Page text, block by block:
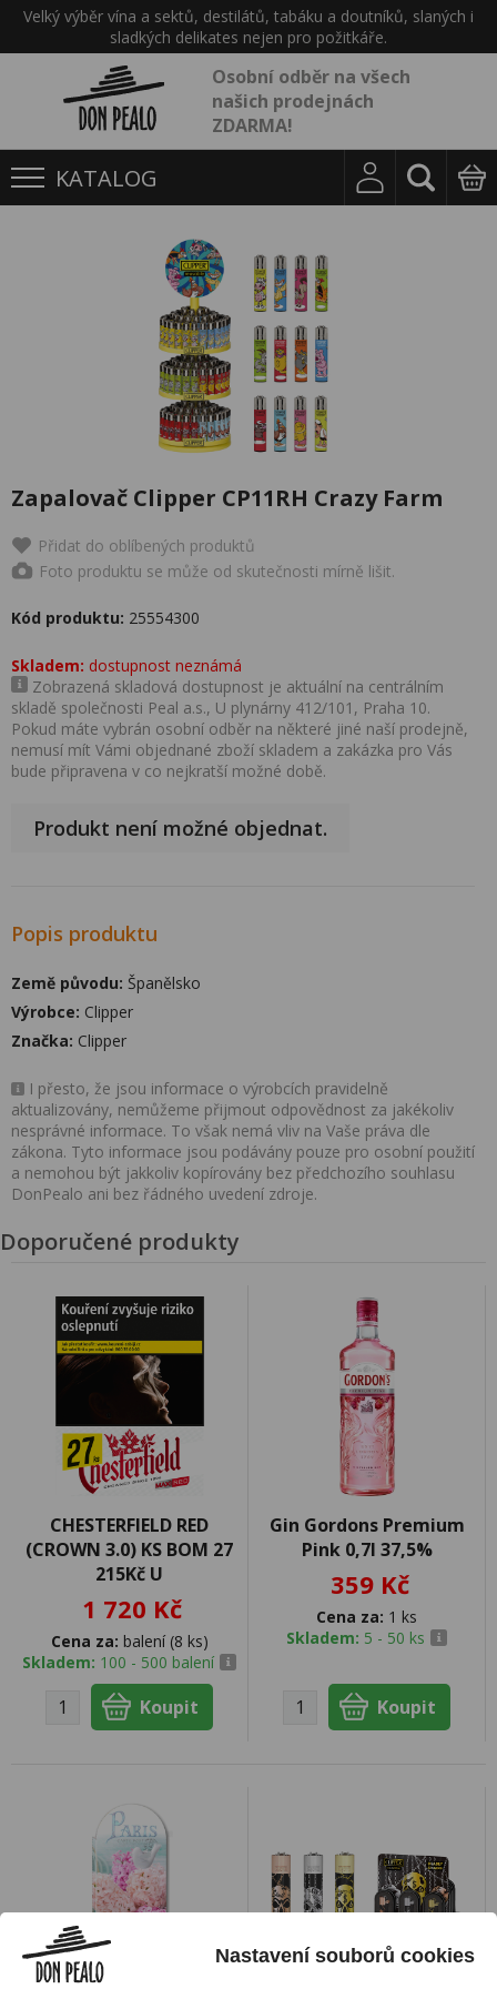
Velký výběr vína a sektů, destilátů, tabáku a doutníků, slaných i
sladkých delikates nejen pro požitkáře.
Osobní odběr na všech
našich prodejnách
ZDARMA!
KATALOG
Zapalovač Clipper CP11RH Crazy Farm
Přidat do oblíbených produktů
Foto produktu se může od skutečnosti mírně lišit.
Kód produktu: 25554300
Skladem: dostupnost neznámá
Zobrazená skladová dostupnost je aktuální na centrálním
skladě společnosti Peal a.s., U plynárny 412/101, Praha 10.
Pokud máte vybrán osobní odběr na některé jiné naší prodejně,
nemusí mít Vámi objednané zboží skladem a zakázka pro Vás
bude připravena v co nejkratší možné době.
Produkt není možné objednat.
Popis produktu
Země původu: Španělsko
Výrobce: Clipper
Značka: Clipper
I přesto, že jsou informace o výrobcích pravidelně
aktualizovány, nemůžeme přijmout odpovědnost za jakékoliv
nesprávné informace. To však nemá vliv na Vaše práva dle
zákona. Tyto informace jsou podávány pouze pro osobní použití
a nemohou být jakkoliv kopírovány bez předchozího souhlasu
DonPealo ani bez řádného uvedení zdroje.
Doporučené produkty
CHESTERFIELD RED
(CROWN 3.0) KS BOM 27
215Kč U
1 720 Kč
Cena za: balení (8 ks)
Skladem: 100 - 500 balení
Gin Gordons Premium
Pink 0,7l 37,5%
359 Kč
Cena za: 1 ks
Skladem: 5 - 50 ks
Nastavení souborů cookies